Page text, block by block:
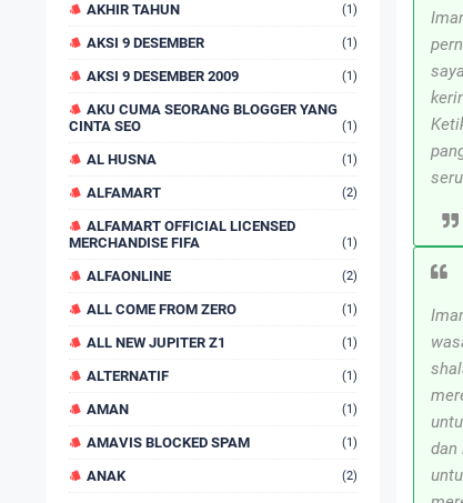
AKHIR TAHUN (1)
AKSI 9 DESEMBER (1)
AKSI 9 DESEMBER 2009 (1)
AKU CUMA SEORANG BLOGGER YANG
CINTA SEO
(1)
AL HUSNA (1)
ALFAMART (2)
ALFAMART OFFICIAL LICENSED
MERCHANDISE FIFA
(1)
ALFAONLINE (2)
ALL COME FROM ZERO (1)
ALL NEW JUPITER Z1 (1)
ALTERNATIF (1)
AMAN (1)
AMAVIS BLOCKED SPAM (1)
ANAK (2)
dan